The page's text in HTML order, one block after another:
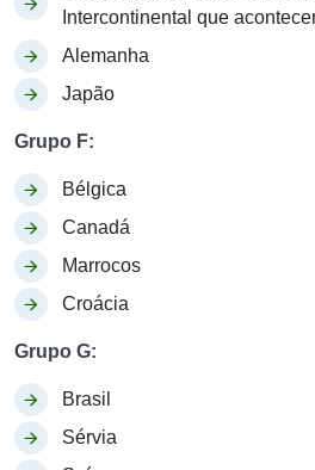
Intercontinental que
Alemanha
Japão
Grupo F:
Bélgica
Canadá
Marrocos
Croácia
Grupo G:
Brasil
Sérvia